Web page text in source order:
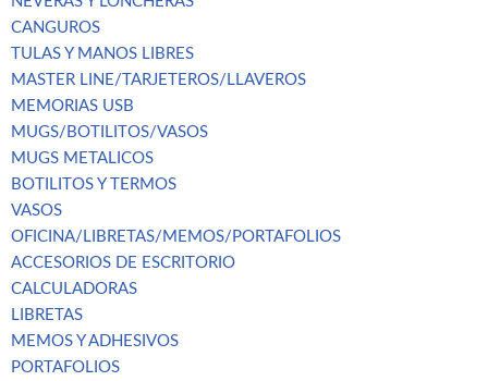
CANGUROS
TULAS Y MANOS LIBRES
MASTER LINE/TARJETEROS/LLAVEROS
MEMORIAS USB
MUGS/BOTILITOS/VASOS
MUGS METALICOS
BOTILITOS Y TERMOS
VASOS
OFICINA/LIBRETAS/MEMOS/PORTAFOLIOS
ACCESORIOS DE ESCRITORIO
CALCULADORAS
LIBRETAS
MEMOS Y ADHESIVOS
PORTAFOLIOS